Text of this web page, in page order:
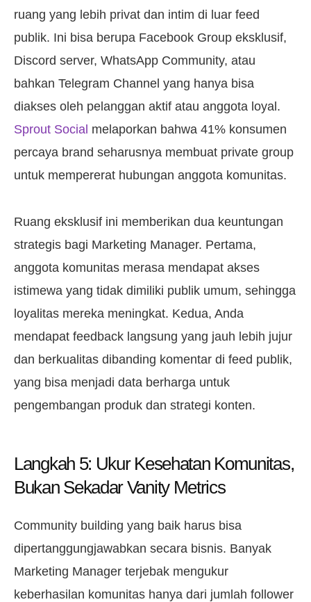
ruang yang lebih privat dan intim di luar feed
publik. Ini bisa berupa Facebook Group eksklusif,
Discord server, WhatsApp Community, atau
bahkan Telegram Channel yang hanya bisa
diakses oleh pelanggan aktif atau anggota loyal.
Sprout Social melaporkan bahwa 41% konsumen
percaya brand seharusnya membuat private group
untuk mempererat hubungan anggota komunitas.
Ruang eksklusif ini memberikan dua keuntungan
strategis bagi Marketing Manager. Pertama,
anggota komunitas merasa mendapat akses
istimewa yang tidak dimiliki publik umum, sehingga
loyalitas mereka meningkat. Kedua, Anda
mendapat feedback langsung yang jauh lebih jujur
dan berkualitas dibanding komentar di feed publik,
yang bisa menjadi data berharga untuk
pengembangan produk dan strategi konten.
Langkah 5: Ukur Kesehatan Komunitas,
Bukan Sekadar Vanity Metrics
Community building yang baik harus bisa
dipertanggungjawabkan secara bisnis. Banyak
Marketing Manager terjebak mengukur
keberhasilan komunitas hanya dari jumlah follower